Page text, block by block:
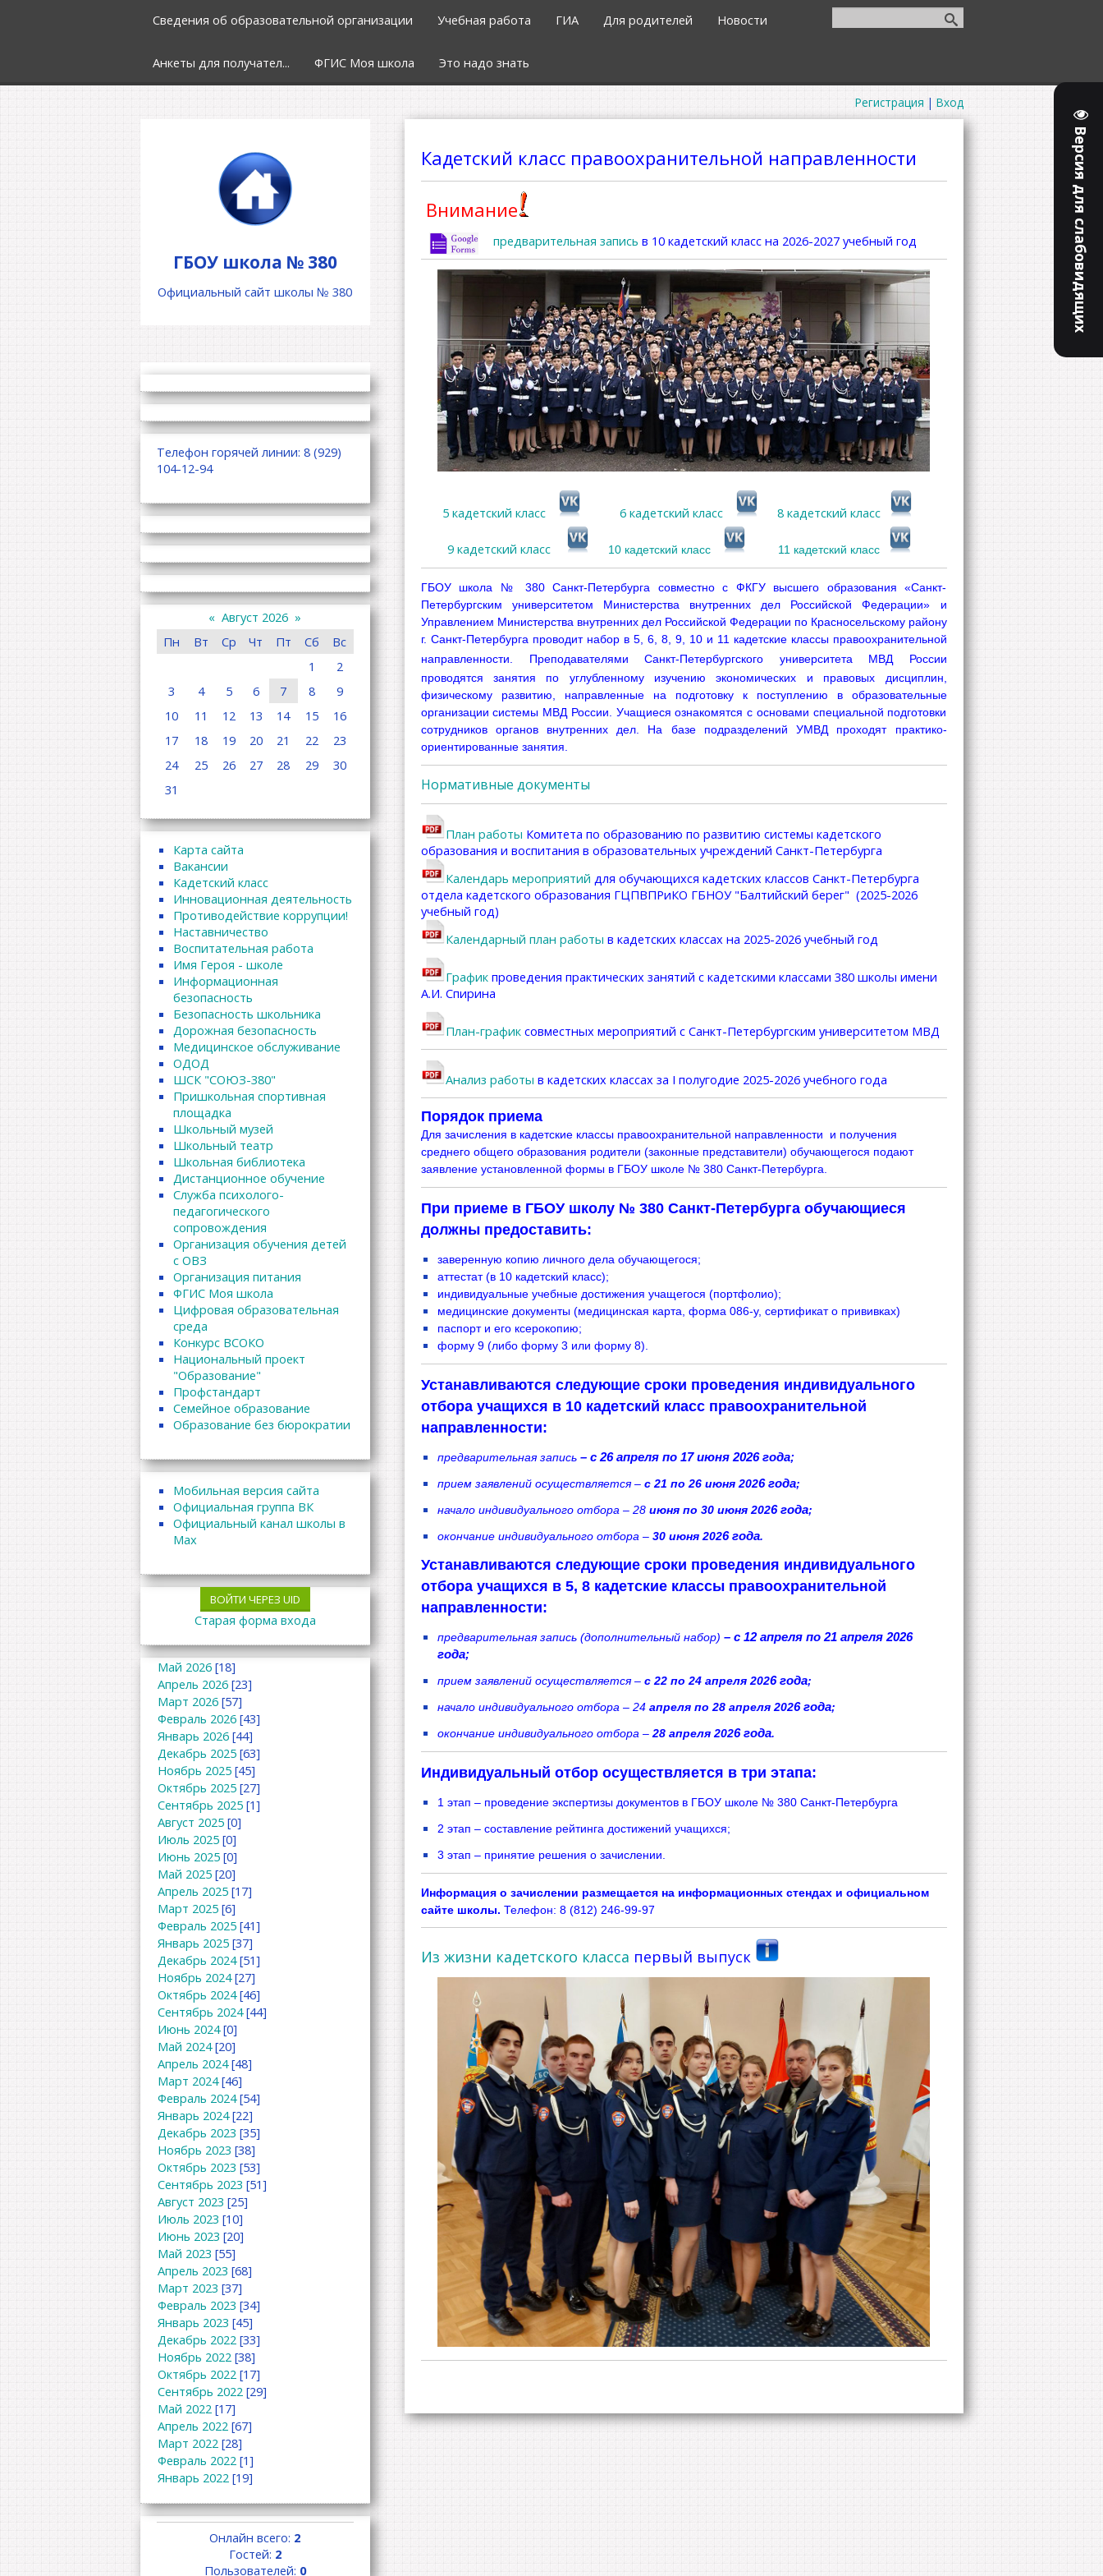
Версия для слабовидящих
Сведения об образовательной организации Учебная работа ГИА Для родителей Новости
Анкеты для получател... ФГИС Моя школа Это надо знать
Регистрация | Вход
ГБОУ школа № 380
Официальный сайт школы № 380
Кадетский класс правоохранительной направленности
Внимание
предварительная запись в 10 кадетский класс на 2026-2027 учебный год
5 кадетский класс 6 кадетский класс 8 кадетский класс
9 кадетский класс 10 кадетский класс 11 кадетский класс
ГБОУ школа № 380 Санкт-Петербурга совместно с ФКГУ высшего образования «Санкт-
Петербургским университетом Министерства внутренних дел Российской Федерации» и
Управлением Министерства внутренних дел Российской Федерации по Красносельскому району
г. Санкт-Петербурга проводит набор в 5, 6, 8, 9, 10 и 11 кадетские классы правоохранительной
направленности.
Преподавателями Санкт-Петербургского университета МВД России
проводятся занятия по углубленному изучению экономических и правовых дисциплин,
физическому развитию, направленные на подготовку к поступлению в образовательные
организации системы МВД России. Учащиеся ознакомятся с основами специальной подготовки
сотрудников органов внутренних дел. На базе подразделений УМВД проходят практико-
ориентированные занятия.
Нормативные документы
План работы Комитета по образованию по развитию системы кадетского
образования и воспитания в образовательных учреждений Санкт-Петербурга
Календарь мероприятий для обучающихся кадетских классов Санкт-Петербурга
отдела кадетского образования ГЦПВПРиКО ГБНОУ "Балтийский берег" (2025-2026
учебный год)
Календарный план работы в кадетских классах на 2025-2026 учебный год
График проведения практических занятий с кадетскими классами 380 школы имени
А.И. Спирина
План-график совместных мероприятий с Санкт-Петербургским университетом МВД
Анализ работы в кадетских классах за I полугодие 2025-2026 учебного года
Порядок приема
Для зачисления в кадетские классы правоохранительной направленности и получения
среднего общего образования родители (законные представители) обучающегося подают
заявление установленной формы в ГБОУ школe № 380 Санкт-Петербурга.
При приеме в ГБОУ школу № 380 Санкт-Петербурга обучающиеся
должны предоставить:
заверенную копию личного дела обучающегося;
аттестат (в 10 кадетский класс);
индивидуальные учебные достижения учащегося (портфолио);
медицинские документы (медицинская карта, форма 086-у, сертификат о прививках)
паспорт и его ксерокопию;
форму 9 (либо форму 3 или форму 8).
Устанавливаются следующие сроки проведения индивидуального
отбора учащихся в 10 кадетский класс правоохранительной
направленности:
предварительная запись – с 26 апреля по 17 июня 2026 года;
прием заявлений осуществляется – с 21 по 26 июня 2026 года;
начало индивидуального отбора – 28июня по 30 июня 2026 года;
окончание индивидуального отбора – 30 июня 2026 года.
Устанавливаются следующие сроки проведения индивидуального
отбора учащихся в 5, 8 кадетские классы правоохранительной
направленности:
предварительная запись (дополнительный набор) – с 12 апреля по 21 апреля 2026
года;
прием заявлений осуществляется – с 22 по 24 апреля 2026 года;
начало индивидуального отбора – 24апреля по 28 апреля 2026 года;
окончание индивидуального отбора – 28 апреля 2026 года.
Индивидуальный отбор осуществляется в три этапа:
1 этап – проведение экспертизы документов в ГБОУ школе № 380 Санкт-Петербурга
2 этап – составление рейтинга достижений учащихся;
3 этап – принятие решения о зачислении.
Информация о зачислении размещается на информационных стендах и официальном
сайте школы. Телефон: 8 (812) 246-99-97
Из жизни кадетского класса первый выпуск
Телефон горячей линии: 8 (929)
104-12-94
« Август 2026 »
Пн
Вт Ср Чт Пт Сб
Вс
1
2
3
4 5 6 7 8
9
10
11 12 13 14 15
16
17
18 19 20 21 22
23
24
25 26 27 28 29
30
31
Карта сайта
Вакансии
Кадетский класс
Инновационная деятельность
Противодействие коррупции!
Наставничество
Воспитательная работа
Имя Героя - школе
Информационная
безопасность
Безопасность школьника
Дорожная безопасность
Медицинское обслуживание
ОДОД
ШСК "СОЮЗ-380"
Пришкольная спортивная
площадка
Школьный музей
Школьный театр
Школьная библиотека
Дистанционное обучение
Служба психолого-
педагогического
сопровождения
Организация обучения детей
с ОВЗ
Организация питания
ФГИС Моя школа
Цифровая образовательная
среда
Конкурс ВСОКО
Национальный проект
"Образование"
Профстандарт
Семейное образование
Образование без бюрократии
Мобильная версия сайта
Официальная группа ВК
Официальный канал школы в
Max
ВОЙТИ ЧЕРЕЗ UID
Старая форма входа
Май 2026 [18]
Апрель 2026 [23]
Март 2026 [57]
Февраль 2026 [43]
Январь 2026 [44]
Декабрь 2025 [63]
Ноябрь 2025 [45]
Октябрь 2025 [27]
Сентябрь 2025 [1]
Август 2025 [0]
Июль 2025 [0]
Июнь 2025 [0]
Май 2025 [20]
Апрель 2025 [17]
Март 2025 [6]
Февраль 2025 [41]
Январь 2025 [37]
Декабрь 2024 [51]
Ноябрь 2024 [27]
Октябрь 2024 [46]
Сентябрь 2024 [44]
Июнь 2024 [0]
Май 2024 [20]
Апрель 2024 [48]
Март 2024 [46]
Февраль 2024 [54]
Январь 2024 [22]
Декабрь 2023 [35]
Ноябрь 2023 [38]
Октябрь 2023 [53]
Сентябрь 2023 [51]
Август 2023 [25]
Июль 2023 [10]
Июнь 2023 [20]
Май 2023 [55]
Апрель 2023 [68]
Март 2023 [37]
Февраль 2023 [34]
Январь 2023 [45]
Декабрь 2022 [33]
Ноябрь 2022 [38]
Октябрь 2022 [17]
Сентябрь 2022 [29]
Май 2022 [17]
Апрель 2022 [67]
Март 2022 [28]
Февраль 2022 [1]
Январь 2022 [19]
Онлайн всего: 2
Гостей: 2
Пользователей: 0